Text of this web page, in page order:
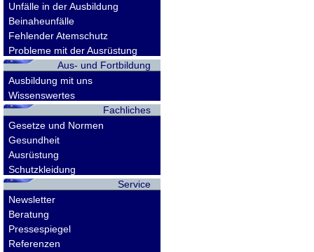
Unfälle in der Ausbildung
Beinaheunfälle
Fehlender Atemschutz
Probleme mit der Ausrüstung
Aus- und Fortbildung
Ausbildung mit uns
Wissenswertes
Fachliches
Gesetze und Normen
Gesundheit
Ausrüstung
Schutzkleidung
Service
Newsletter
Beratung
Pressespiegel
Referenzen